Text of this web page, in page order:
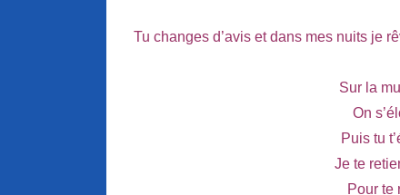
Tu changes d’avis et dans mes nuits je
Sur la
On
Puis tu
Je te
Pour te